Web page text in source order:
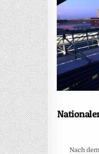
Nach